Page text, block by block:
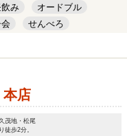
み
オードブル
せんべろ
店
茂地・松尾
徒歩2分。